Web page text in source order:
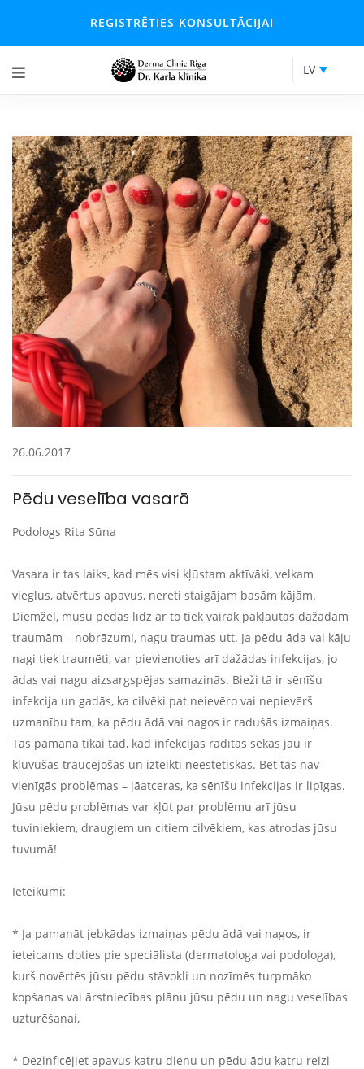
REĢISTRĒTIES KONSULTĀCIJAI
LV
26.06.2017
Pēdu veselība vasarā
Podologs Rita Sūna
Vasara ir tas laiks, kad mēs visi kļūstam aktīvāki, velkam
vieglus, atvērtus apavus, nereti staigājam basām kājām.
Diemžēl, mūsu pēdas līdz ar to tiek vairāk pakļautas dažādām
traumām – nobrāzumi, nagu traumas utt. Ja pēdu āda vai kāju
nagi tiek traumēti, var pievienoties arī dažādas infekcijas, jo
ādas vai nagu aizsargspējas samazinās. Bieži tā ir sēnīšu
infekcija un gadās, ka cilvēki pat neievēro vai nepievērš
uzmanību tam, ka pēdu ādā vai nagos ir radušās izmaiņas.
Tās pamana tikai tad, kad infekcijas radītās sekas jau ir
kļuvušas traucējošas un izteikti neestētiskas. Bet tās nav
vienīgās problēmas – jāatceras, ka sēnīšu infekcijas ir lipīgas.
Jūsu pēdu problēmas var kļūt par problēmu arī jūsu
tuviniekiem, draugiem un citiem cilvēkiem, kas atrodas jūsu
tuvumā!
Ieteikumi:
* Ja pamanāt jebkādas izmaiņas pēdu ādā vai nagos, ir
ieteicams doties pie speciālista (dermatologa vai podologa),
kurš novērtēs jūsu pēdu stāvokli un nozīmēs turpmāko
kopšanas vai ārstniecības plānu jūsu pēdu un nagu veselības
uzturēšanai,
* Dezinficējiet apavus katru dienu un pēdu ādu katru reizi